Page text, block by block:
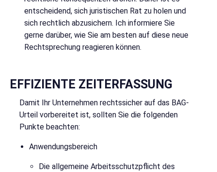
entscheidend, sich juristischen Rat zu holen und
sich rechtlich abzusichern. Ich informiere Sie
gerne darüber, wie Sie am besten auf diese neue
Rechtsprechung reagieren können.
EFFIZIENTE ZEITERFASSUNG
Damit Ihr Unternehmen rechtssicher auf das BAG-
Urteil vorbereitet ist, sollten Sie die folgenden
Punkte beachten:
Anwendungsbereich
Die allgemeine Arbeitsschutzpflicht des